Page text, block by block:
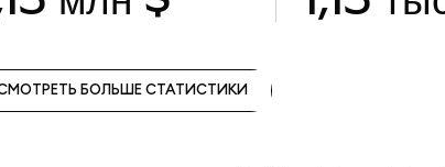
БОЛЬШЕ СТАТИСТИКИ